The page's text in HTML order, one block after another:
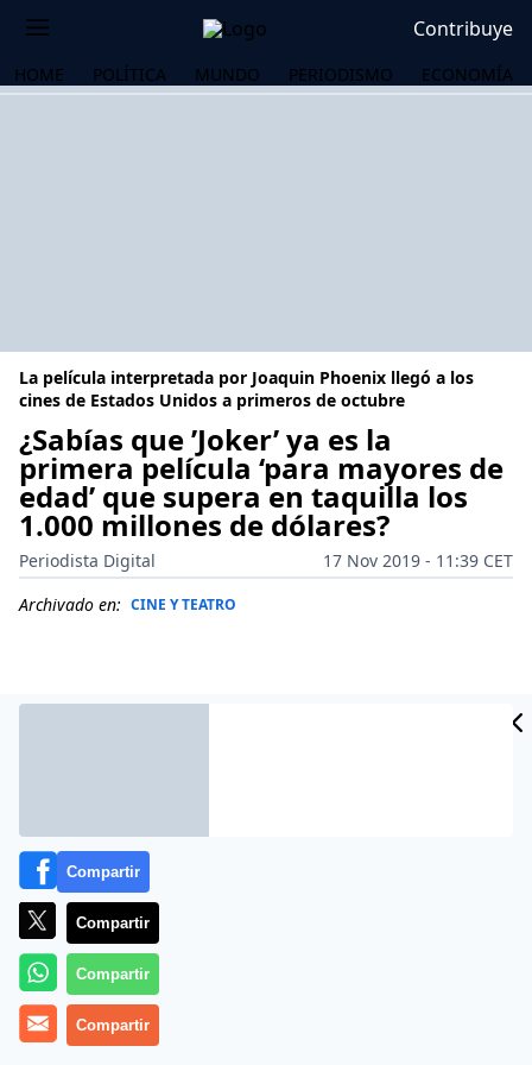
Contribuye
HOME POLÍTICA MUNDO PERIODISMO ECONOMÍA
La película interpretada por Joaquin Phoenix llegó a los
cines de Estados Unidos a primeros de octubre
¿Sabías que ’Joker’ ya es la
primera película ‘para mayores de
edad’ que supera en taquilla los
1.000 millones de dólares?
Periodista Digital
17 Nov 2019 - 11:39 CET
Archivado en: CINE Y TEATRO
Más información
Compartir
Compartir
Compartir
Compartir